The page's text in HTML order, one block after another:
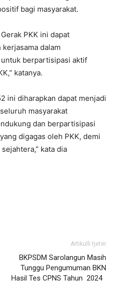
bagi masyarakat.
PKK ini dapat
dalam
berpartisipasi aktif
katanya.
ini diharapkan dapat menjadi
masyarakat
dan berpartisipasi
digagas oleh PKK, demi
kata dia
Artikulli tjetër
BKPSDM Sarolangun Masih
Tunggu Pengumuman BKN
Hasil Tes CPNS Tahun 2024